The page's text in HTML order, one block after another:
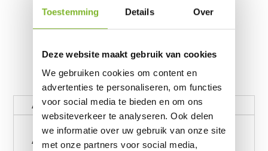
Toestemming Details Over
Deze website maakt gebruik van cookies
We gebruiken cookies om content en
advertenties te personaliseren, om functies
voor social media te bieden en om ons
websiteverkeer te analyseren. Ook delen
we informatie over uw gebruik van onze site
met onze partners voor social media,
Aanvullende informatie
Aanvullende informatie